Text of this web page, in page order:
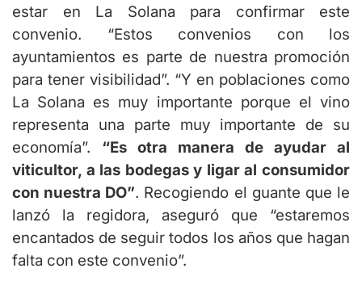
estar en La Solana para confirmar este
convenio. “Estos convenios con los
ayuntamientos es parte de nuestra promoción
para tener visibilidad”. “Y en poblaciones como
La Solana es muy importante porque el vino
representa una parte muy importante de su
economía”. “Es otra manera de ayudar al
viticultor, a las bodegas y ligar al consumidor
con nuestra DO”. Recogiendo el guante que le
lanzó la regidora, aseguró que “estaremos
encantados de seguir todos los años que hagan
falta con este convenio”.